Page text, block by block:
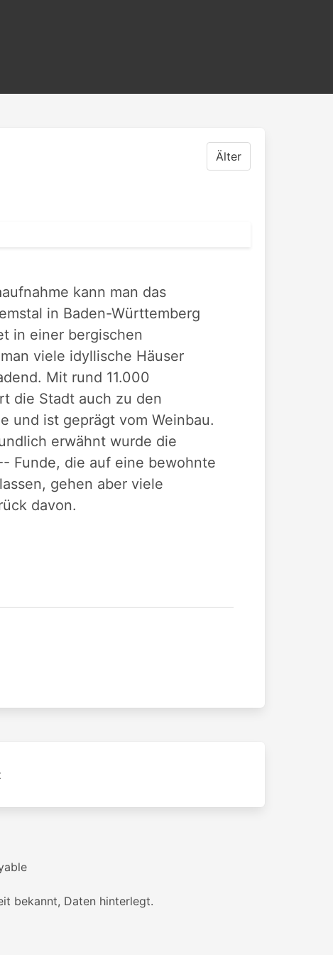
Älter
kann man das
in Baden-Württemberg
in einer bergischen
viele idyllische Häuser
Mit rund 11.000
die Stadt auch zu den
und ist geprägt vom Weinbau.
erwähnt wurde die
Funde, die auf eine bewohnte
gehen aber viele
davon.
bekannt, Daten hinterlegt.